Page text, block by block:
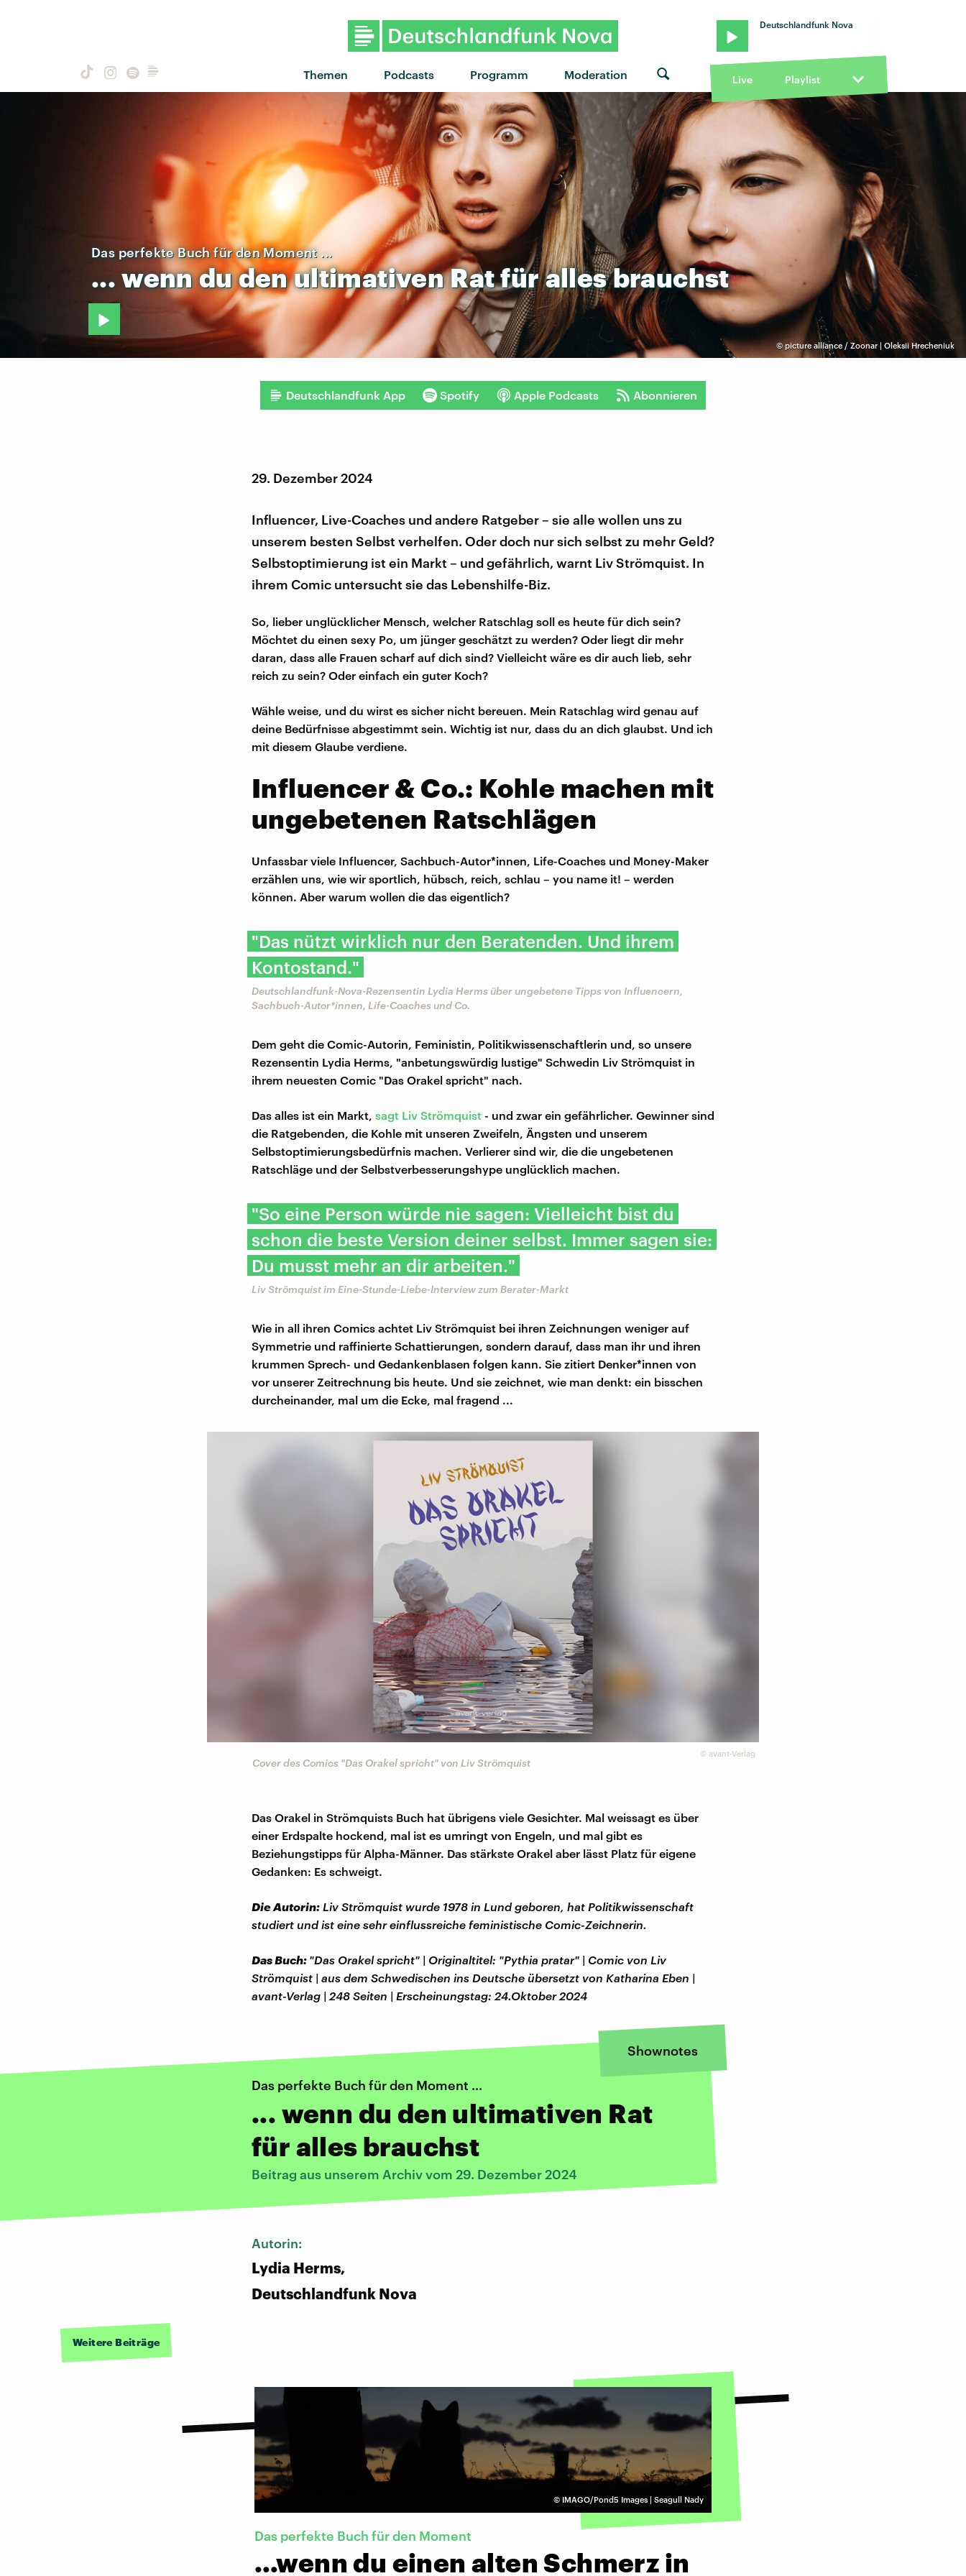
Themen Podcasts Programm Moderation
Deutschlandfunk Nova
Live Playlist
© picture alliance / Zoonar | Oleksii Hrecheniuk
Das perfekte Buch für den Moment ...
...wenndudenultimativenRatfürallesbrauchst
Deutschlandfunk App Spotify Apple Podcasts Abonnieren
29. Dezember 2024
Influencer, Live-Coaches und andere Ratgeber – sie alle wollen uns zu
unserem besten Selbst verhelfen. Oder doch nur sich selbst zu mehr Geld?
Selbstoptimierung ist ein Markt – und gefährlich, warnt Liv Strömquist. In
ihrem Comic untersucht sie das Lebenshilfe-Biz.
So, lieber unglücklicher Mensch, welcher Ratschlag soll es heute für dich sein?
Möchtet du einen sexy Po, um jünger geschätzt zu werden? Oder liegt dir mehr
daran, dass alle Frauen scharf auf dich sind? Vielleicht wäre es dir auch lieb, sehr
reich zu sein? Oder einfach ein guter Koch?
Wähle weise, und du wirst es sicher nicht bereuen. Mein Ratschlag wird genau auf
deine Bedürfnisse abgestimmt sein. Wichtig ist nur, dass du an dich glaubst. Und ich
mit diesem Glaube verdiene.
Influencer & Co.: Kohle machen mit
ungebetenen Ratschlägen
Unfassbar viele Influencer, Sachbuch-Autor*innen, Life-Coaches und Money-Maker
erzählen uns, wie wir sportlich, hübsch, reich, schlau – you name it! – werden
können. Aber warum wollen die das eigentlich?
"Das nützt wirklich nur den Beratenden. Und ihrem
Kontostand."
Deutschlandfunk-Nova-Rezensentin Lydia Herms über ungebetene Tipps von Influencern,
Sachbuch-Autor*innen, Life-Coaches und Co.
Dem geht die Comic-Autorin, Feministin, Politikwissenschaftlerin und, so unsere
Rezensentin Lydia Herms, "anbetungswürdig lustige" Schwedin Liv Strömquist in
ihrem neuesten Comic "Das Orakel spricht" nach.
Das alles ist ein Markt, sagt Liv Strömquist - und zwar ein gefährlicher. Gewinner sind
die Ratgebenden, die Kohle mit unseren Zweifeln, Ängsten und unserem
Selbstoptimierungsbedürfnis machen. Verlierer sind wir, die die ungebetenen
Ratschläge und der Selbstverbesserungshype unglücklich machen.
"So eine Person würde nie sagen: Vielleicht bist du
schon die beste Version deiner selbst. Immer sagen sie:
Du musst mehr an dir arbeiten."
Liv Strömquist im Eine-Stunde-Liebe-Interview zum Berater-Markt
Wie in all ihren Comics achtet Liv Strömquist bei ihren Zeichnungen weniger auf
Symmetrie und raffinierte Schattierungen, sondern darauf, dass man ihr und ihren
krummen Sprech- und Gedankenblasen folgen kann. Sie zitiert Denker*innen von
vor unserer Zeitrechnung bis heute. Und sie zeichnet, wie man denkt: ein bisschen
durcheinander, mal um die Ecke, mal fragend ...
© avant-Verlag
Cover des Comics "Das Orakel spricht" von Liv Strömquist
Das Orakel in Strömquists Buch hat übrigens viele Gesichter. Mal weissagt es über
einer Erdspalte hockend, mal ist es umringt von Engeln, und mal gibt es
Beziehungstipps für Alpha-Männer. Das stärkste Orakel aber lässt Platz für eigene
Gedanken: Es schweigt.
Die Autorin: Liv Strömquist wurde 1978 in Lund geboren, hat Politikwissenschaft
studiert und ist eine sehr einflussreiche feministische Comic-Zeichnerin.
Das Buch: "Das Orakel spricht" | Originaltitel: "Pythia pratar" | Comic von Liv
Strömquist | aus dem Schwedischen ins Deutsche übersetzt von Katharina Eben |
avant-Verlag | 248 Seiten | Erscheinungstag: 24.Oktober 2024
Shownotes
Das perfekte Buch für den Moment ...
... wenn du den ultimativen Rat
für alles brauchst
Beitrag aus unserem Archiv vom 29. Dezember 2024
Autorin:
Lydia Herms,
Deutschlandfunk Nova
Weitere Beiträge
© IMAGO/Pond5 Images | Seagull Nady
Das perfekte Buch für den Moment
…wenn du einen alten Schmerz in